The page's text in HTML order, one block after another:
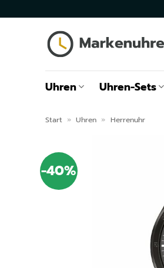
Uhren Uhren-Sets
Start » Uhren » Herrenuhr
-40%